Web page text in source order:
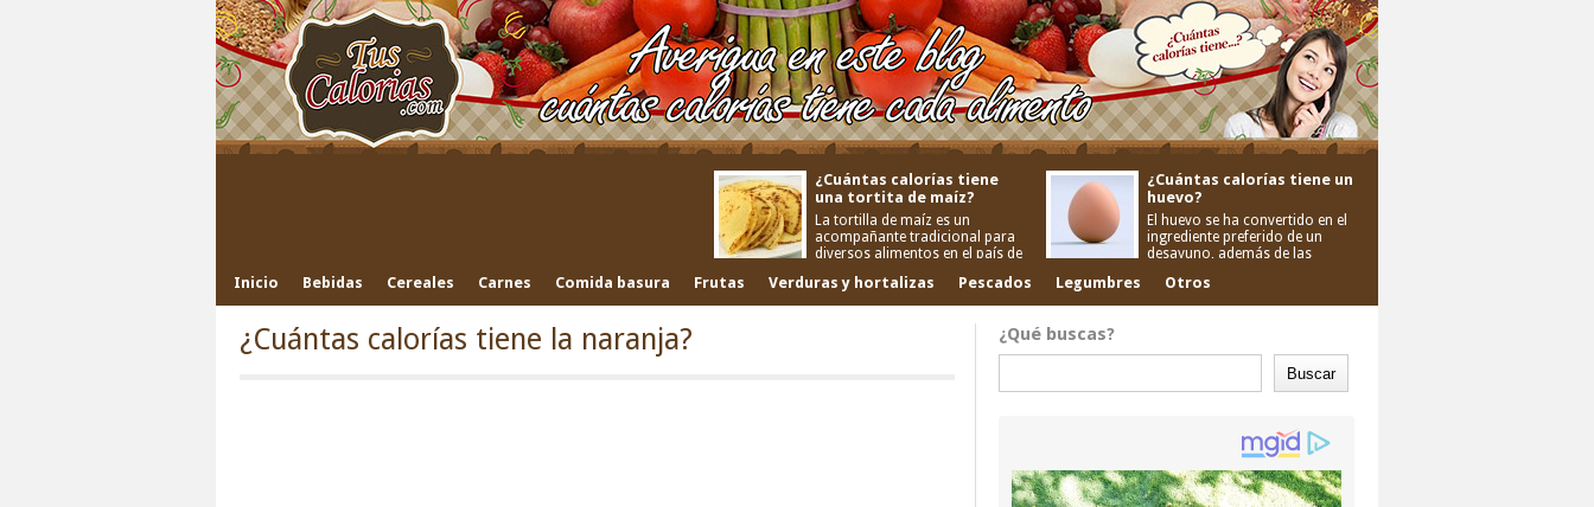
¿Cuántas calorías tiene
una tortita de maíz?
La tortilla de maíz es un
acompañante tradicional para
diversos alimentos en el país de
¿Cuántas calorías tiene un
huevo?
El huevo se ha convertido en el
ingrediente preferido de un
desayuno, además de las
Inicio Bebidas Cereales Carnes Comida basura Frutas Verduras y hortalizas Pescados Legumbres Otros
¿Cuántas calorías tiene la naranja? ¿Qué buscas?